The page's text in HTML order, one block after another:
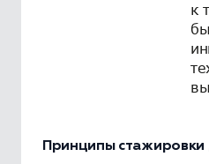
к
Принципы стажировки